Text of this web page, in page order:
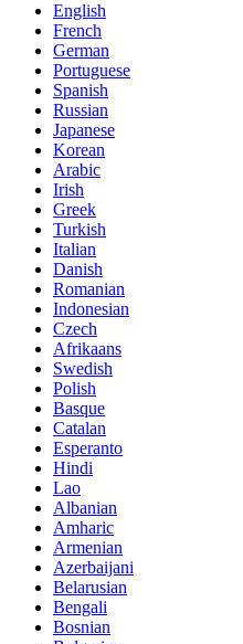
English
French
German
Portuguese
Spanish
Russian
Japanese
Korean
Arabic
Irish
Greek
Turkish
Italian
Danish
Romanian
Indonesian
Czech
Afrikaans
Swedish
Polish
Basque
Catalan
Esperanto
Hindi
Lao
Albanian
Amharic
Armenian
Azerbaijani
Belarusian
Bengali
Bosnian